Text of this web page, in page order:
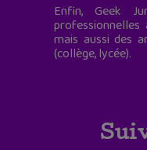
Enfin, Geek
professionnelles
mais aussi des
(collège, lycée).